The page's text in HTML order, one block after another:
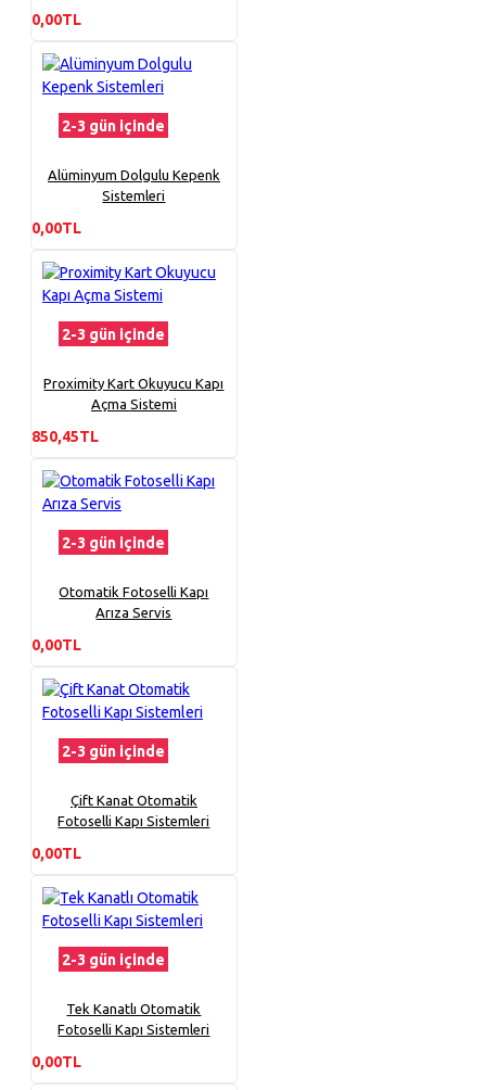
0,00TL
2-3 gün içinde
Alüminyum Dolgulu Kepenk
Sistemleri
0,00TL
2-3 gün içinde
Proximity Kart Okuyucu Kapı
Açma Sistemi
850,45TL
2-3 gün içinde
Otomatik Fotoselli Kapı
Arıza Servis
0,00TL
2-3 gün içinde
Çift Kanat Otomatik
Fotoselli Kapı Sistemleri
0,00TL
2-3 gün içinde
Tek Kanatlı Otomatik
Fotoselli Kapı Sistemleri
0,00TL